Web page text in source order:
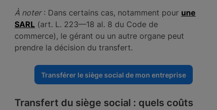
À noter: Dans certains cas, notamment pour une
SARL (art. L. 223—18 al. 8 du Code de
commerce), le gérant ou un autre organe peut
prendre la décision du transfert.
Transférer le siège social de mon entreprise
Transfert du siège social : quels coûts